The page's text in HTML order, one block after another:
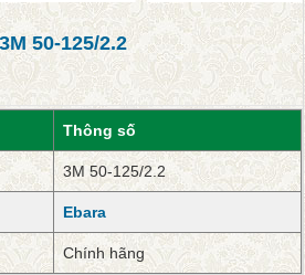
50-125/2.2
Thông số
3M 50-125/2.2
Ebara
Chính hãng